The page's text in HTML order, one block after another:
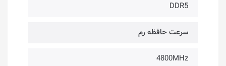
DDR5
سرعت حافظه رم
4800MHz